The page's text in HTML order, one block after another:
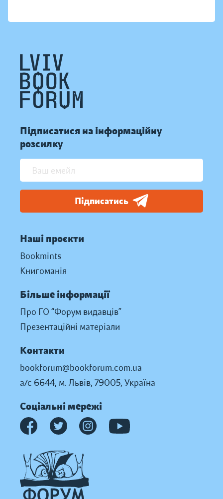
Підписатися на інформаційну
розсилку
Підписатись
Наші проєкти
Bookmints
Книгоманія
Більше інформації
Про ГО “Форум видавців”
Презентаційні матеріали
Контакти
bookforum@bookforum.com.ua
а/с 6644, м. Львів, 79005, Україна
Соціальні мережі